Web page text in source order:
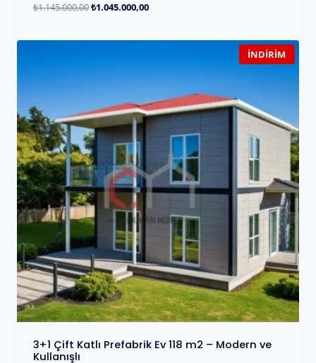
₺1.145.000,00₺1.045.000,00
İNDIRIM
3+1 Çift Katlı Prefabrik Ev 118 m2 – Modern ve
Kullanışlı